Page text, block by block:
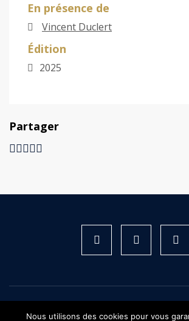
En présence de
Vincent Duclert
Édition
2025
Partager
Instagram Facebook
Nous utilisons des cookies pour vous